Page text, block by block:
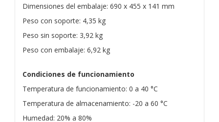
Dimensiones del embalaje: 690 x 455 x 141 mm
Peso con soporte: 4,35 kg
Peso sin soporte: 3,92 kg
Peso con embalaje: 6,92 kg
Condiciones de funcionamiento
Temperatura de funcionamiento: 0 a 40 °C
Temperatura de almacenamiento: -20 a 60 °C
Humedad: 20% a 80%